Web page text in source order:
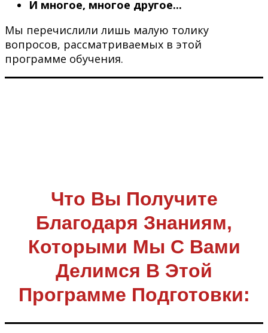
И многое, многое другое...
Мы перечислили лишь малую толику
вопросов, рассматриваемых в этой
программе обучения.
Что Вы Получите
Благодаря Знаниям,
Которыми Мы С Вами
Делимся В Этой
Программе Подготовки: